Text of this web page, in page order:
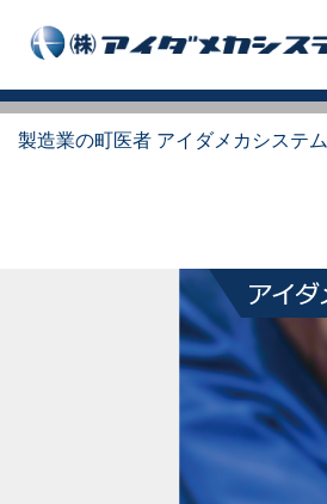
製造業の町医者 アイダメカシステム